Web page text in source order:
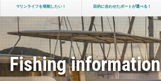
マリンライフを堪能したい！ 目的に合わせたボートが選べる！
Fishing information